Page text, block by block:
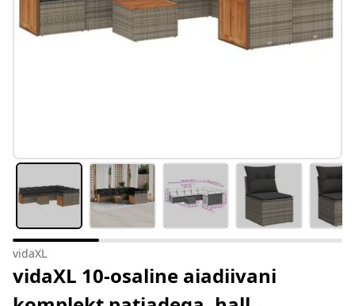
vidaXL
vidaXL 10-osaline aiadiivani